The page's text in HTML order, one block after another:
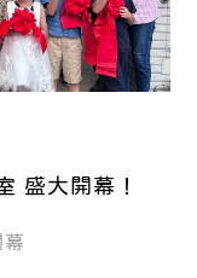
盛大開幕！